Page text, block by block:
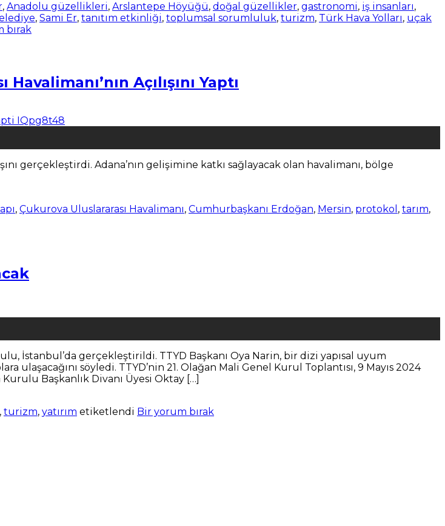
, Anadolu güzellikleri, Arslantepe Höyüğü, doğal güzellikler, gastronomi, iş insanları,
, Sami Er, tanıtım etkinliği, toplumsal sorumluluk, turizm, Türk Hava Yolları, uçak
bırak
Açılışını Yaptı
gerçekleştirdi. Adana’nın gelişimine katkı sağlayacak olan havalimanı, bölge
, Çukurova Uluslararası Havalimanı, Cumhurbaşkanı Erdoğan, Mersin, protokol , tarım,
İstanbul’da gerçekleştirildi. TTYD Başkanı Oya Narin, bir dizi yapısal uyum
söyledi. TTYD’nin 21. Olağan Mali Genel Kurul Toplantısı, 9 Mayıs 2024
Başkanlık Divanı Üyesi Oktay […]
, turizm, yatırım etiketlendi Bir yorum bırak